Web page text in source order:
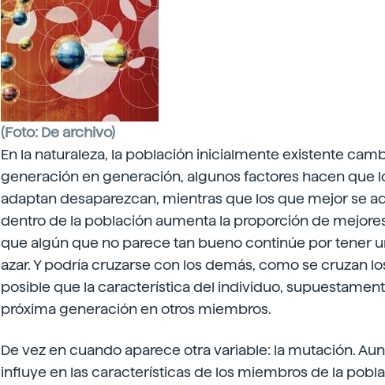
(Foto: De archivo)
En la naturaleza, la población inicialmente existente
generación en generación, algunos factores hacen que
adaptan desaparezcan, mientras que los que mejor se
dentro de la población aumenta la proporción de
que algún que no parece tan bueno continúe por tener
azar. Y podría cruzarse con los demás, como se cruzan
posible que la característica del individuo,
próxima generación en otros miembros.
De vez en cuando aparece otra variable: la mutación.
influye en las características de los miembros de la